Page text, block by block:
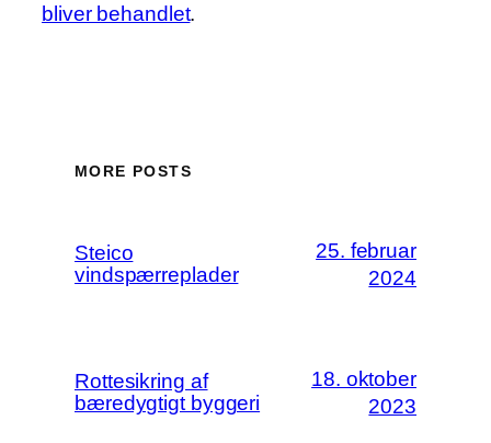
bliver behandlet.
MORE POSTS
Steico
vindspærreplader
25. februar
2024
Rottesikring af
bæredygtigt byggeri
18. oktober
2023